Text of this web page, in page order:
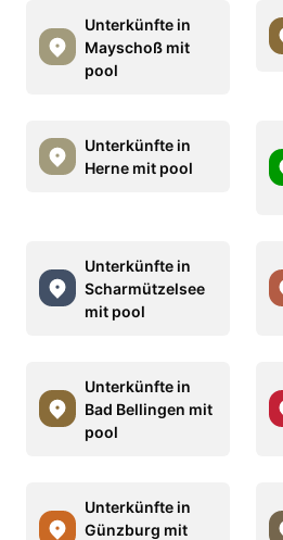
Unterkünfte in
Mayschoß mit
pool
Unterkünfte in
Herne mit pool
Unterkünfte in
Scharmützelsee
mit pool
Unterkünfte in
Bad Bellingen mit
pool
Unterkünfte in
Günzburg mit